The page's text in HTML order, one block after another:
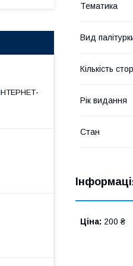
Тематика
Вид
Кількість
Рік видання
Стан
Ціна: 200 ₴